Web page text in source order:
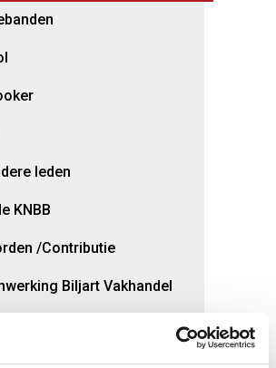
leden
KNBB
/Contributie
Biljart Vakhandel